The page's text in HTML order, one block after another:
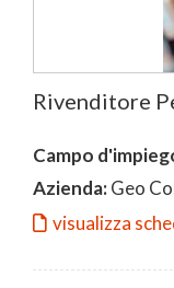
Rivenditore
Campo
Azienda:Geo
visualizza